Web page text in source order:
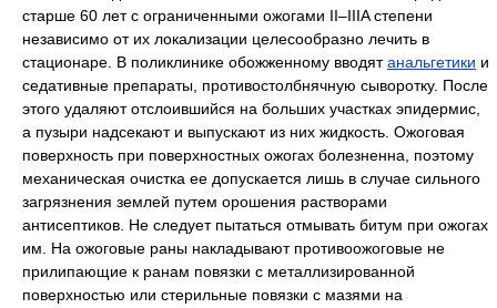
старше 60 лет с ограниченными ожогами II–IIIA степени
независимо от их локализации целесообразно лечить в
стационаре. В поликлинике обожженному вводятанальгетики и
седативные препараты, противостолбнячную сыворотку. После
этого удаляют отслоившийся на больших участках эпидермис,
а пузыри надсекают и выпускают из них жидкость. Ожоговая
поверхность при поверхностных ожогах болезненна, поэтому
механическая очистка ее допускается лишь в случае сильного
загрязнения землей путем орошения растворами
антисептиков. Не следует пытаться отмывать битум при ожогах
им. На ожоговые раны накладывают противоожоговые не
прилипающие к ранам повязки с металлизированной
поверхностью или стерильные повязки с мазями на